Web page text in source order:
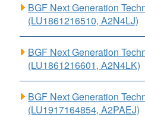
BGF Next Generation
(LU1861216510, A2N4LJ)
BGF Next Generation
(LU1861216601, A2N4LK)
BGF Next Generation
(LU1917164854, A2PAEJ)